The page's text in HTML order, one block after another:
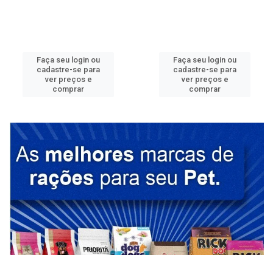
Faça seu login ou
cadastre-se para
ver preços e
comprar
Faça seu login ou
cadastre-se para
ver preços e
comprar